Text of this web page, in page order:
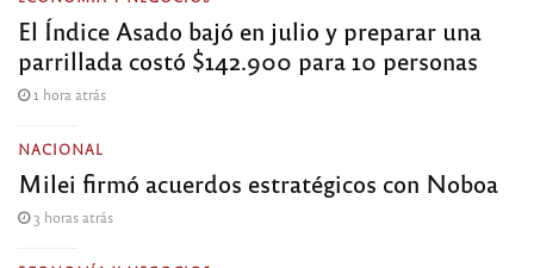
El Índice Asado bajó en julio y preparar una
parrillada costó $142.900 para 10 personas
1 hora atrás
NACIONAL
Milei firmó acuerdos estratégicos con Noboa
3 horas atrás